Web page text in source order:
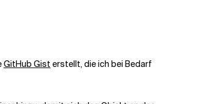
GitHub Gist erstellt, die ich bei Bedarf